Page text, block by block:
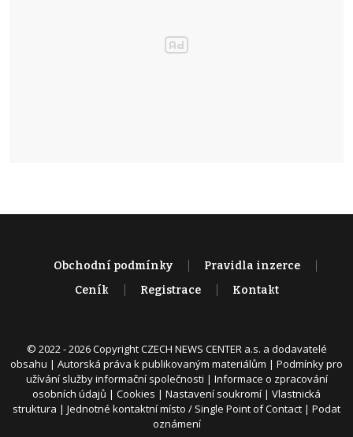
Obchodní podmínky
Pravidla inzerce
Ceník
Registrace Kontakt
© 2022 - 2026 Copyright CZECH NEWS CENTER a.s. a dodavatelé
obsahu | Autorská práva k publikovaným materiálům | Podmínky pro
užívání služby informační společnosti | Informace o zpracování
osobních údajů | Cookies | Nastavení soukromí | Vlastnická
struktura | Jednotné kontaktní místo / Single Point of Contact | Podat
oznámení